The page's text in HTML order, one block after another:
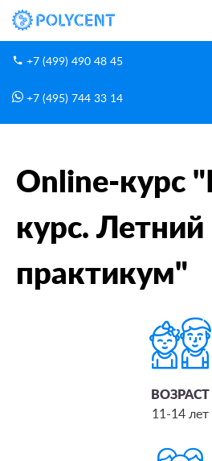
+7 (499) 490 48 45
+7 (495) 744 33 14
Online-курс "Python 2 курс. Летний
Online-курс
курс. Летний
практикум"
ВОЗРАСТ
11-14 лет